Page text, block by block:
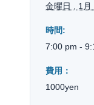
金曜日 , 1月
時間:
7:00 pm -
費用：
1000yen